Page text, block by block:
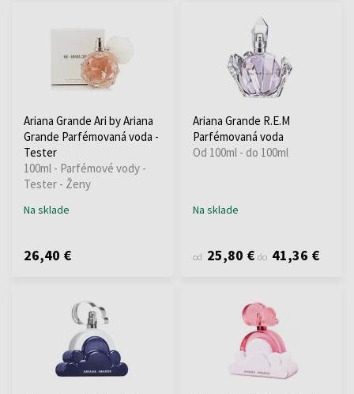
Ariana Grande Ari by Ariana
Grande Parfémovaná voda -
Tester
100ml - Parfémové vody -
Tester - Ženy
Na sklade
26,40 €
Ariana Grande R.E.M
Parfémovaná voda
Od 100ml - do 100ml
Na sklade
od 25,80 € do 41,36 €